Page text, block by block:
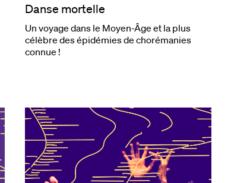
Danse mortelle
Un voyage dans le Moyen-Âge et la plus
célèbre des épidémies de chorémanies
connue !